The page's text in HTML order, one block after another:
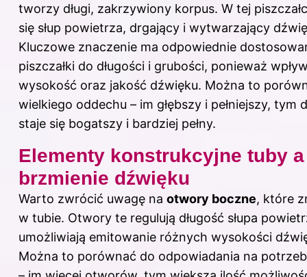
tworzy długi, zakrzywiony korpus. W tej
się słup powietrza, drgający i wytwarzający
Kluczowe znaczenie ma odpowiednie
piszczałki do długości i grubości, ponieważ
wysokość oraz jakość dźwięku. Można to
wielkiego oddechu – im głębszy i pełniejszy, tym
staje się bogatszy i bardziej pełny.
Elementy konstrukcyjne tuby a
brzmienie dźwięku
Warto zwrócić uwagę na otwory boczne, które
w tubie. Otwory te regulują długość słupa
umożliwiają emitowanie różnych wysokości
Można to porównać do odpowiadania na